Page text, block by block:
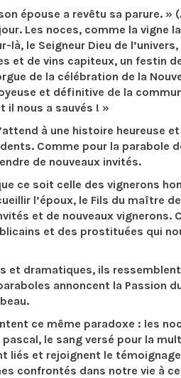
épouse a revêtu sa parure. »
Les noces, comme la vigne
le Seigneur Dieu de
et de vins capiteux, un festin
de la célébration de la
et définitive de la
il nous a sauvés ! »
à une histoire heureuse
Comme pour la parabole
de nouveaux invités.
ce soit celle des vignerons
l’époux, le Fils du maître
et de nouveaux vignerons.
et des prostituées qui
dramatiques, ils ressemblent
annoncent la Passion
ce même paradoxe : les
pascal, le sang versé pour la
et rejoignent le témoignage
confrontés dans notre vie à